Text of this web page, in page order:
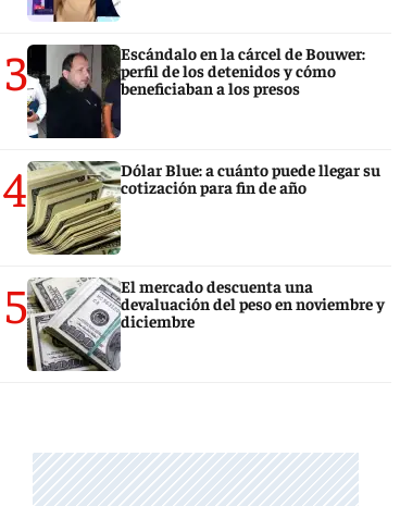
3
Escándalo en la cárcel de Bouwer:
perfil de los detenidos y cómo
beneficiaban a los presos
4
Dólar Blue: a cuánto puede llegar su
cotización para fin de año
5
El mercado descuenta una
devaluación del peso en noviembre y
diciembre